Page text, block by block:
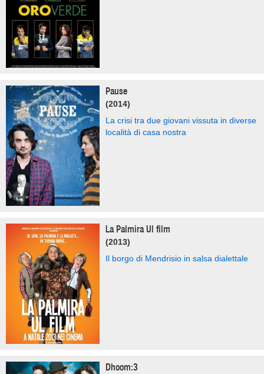
Pause
(2014)
La crisi tra due giovani vissuta in diverse
località di casa nostra
La Palmira Ul film
(2013)
Il borgo di Mendrisio in salsa dialettale
Dhoom:3